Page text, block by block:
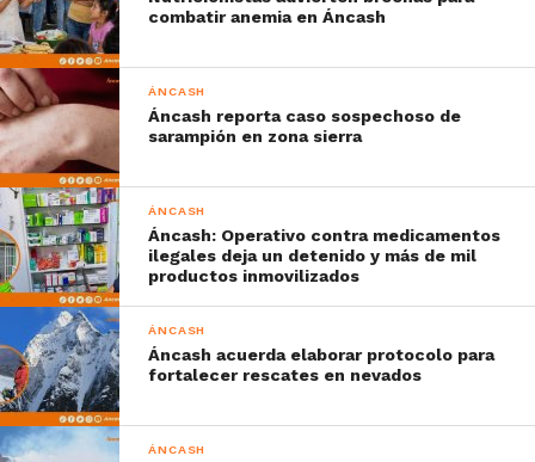
combatir anemia en Áncash
ÁNCASH
Áncash reporta caso sospechoso de
sarampión en zona sierra
ÁNCASH
Áncash: Operativo contra medicamentos
ilegales deja un detenido y más de mil
productos inmovilizados
ÁNCASH
Áncash acuerda elaborar protocolo para
fortalecer rescates en nevados
ÁNCASH